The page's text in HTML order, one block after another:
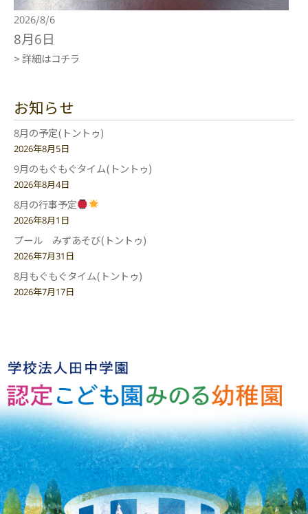
2026/8/6
8月6日
> 詳細はコチラ
お知らせ
8月の予定(トントゥ)
2026年8月5日
9月のもぐもぐタイム(トントゥ)
2026年8月4日
8月の行事予定
2026年8月1日
プール みずあそび(トントゥ)
2026年7月31日
8月もぐもぐタイム(トントゥ)
2026年7月17日